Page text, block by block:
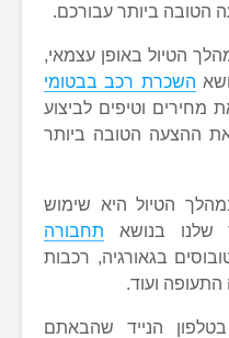
הטובה ביותר עבורכם.
הטיול באופן עצמאי,
השכרת רכב בבטומי
וטיפים לביצוע
ההצעה הטובה ביותר
הטיול היא שימוש
שלנו בנושא תחבורה
בגאורגיה, רכבות
ועוד.
הנייד שהבאתם